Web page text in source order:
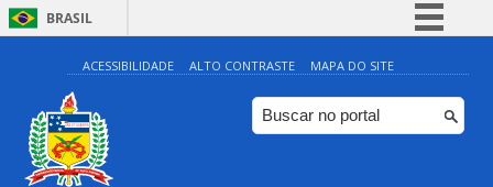
BRASIL
Simplifique!
Comunica BR
Participe
ACESSIBILIDADE ALTO CONTRASTE MAPA DO SITE